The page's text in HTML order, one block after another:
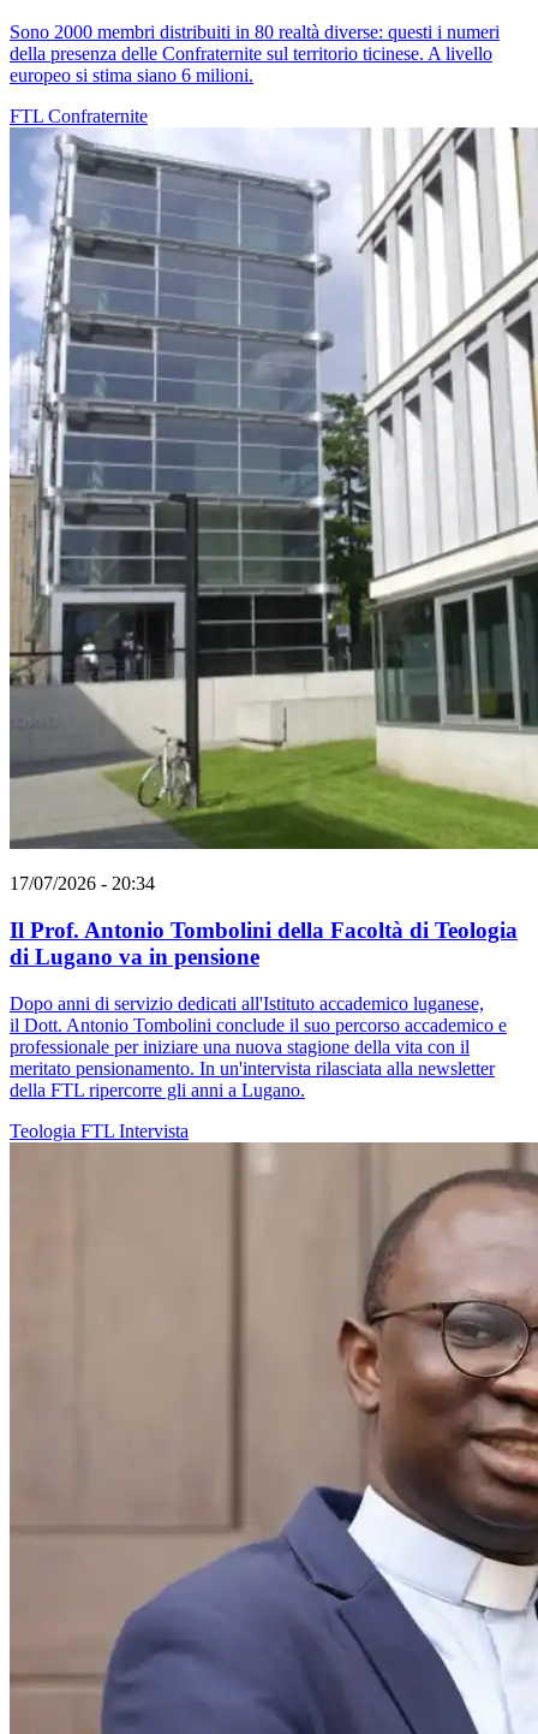
Sono 2000 membri distribuiti in 80 realtà diverse: questi i numeri
della presenza delle Confraternite sul territorio ticinese. A livello
europeo si stima siano 6 milioni.
FTL Confraternite
17/07/2026 - 20:34
Il Prof. Antonio Tombolini della Facoltà di Teologia
di Lugano va in pensione
Dopo anni di servizio dedicati all'Istituto accademico luganese,
il Dott. Antonio Tombolini conclude il suo percorso accademico e
professionale per iniziare una nuova stagione della vita con il
meritato pensionamento. In un'intervista rilasciata alla newsletter
della FTL ripercorre gli anni a Lugano.
Teologia FTL Intervista